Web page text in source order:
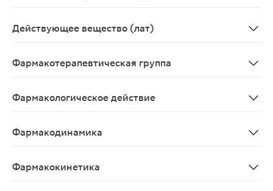
Действующее вещество (лат)
Фармакотерапевтическая группа
Фармакологическое действие
Фармакодинамика
Фармакокинетика